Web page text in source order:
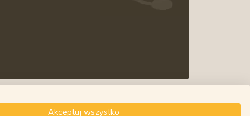
Akceptuj wszystko